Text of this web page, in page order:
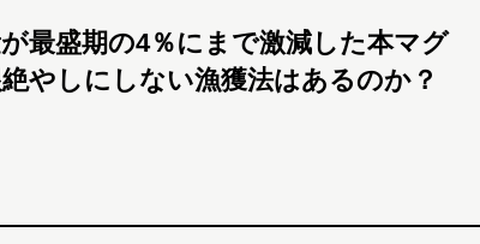
最盛期の4％にまで激減した本マグ
やしにしない漁獲法はあるのか？